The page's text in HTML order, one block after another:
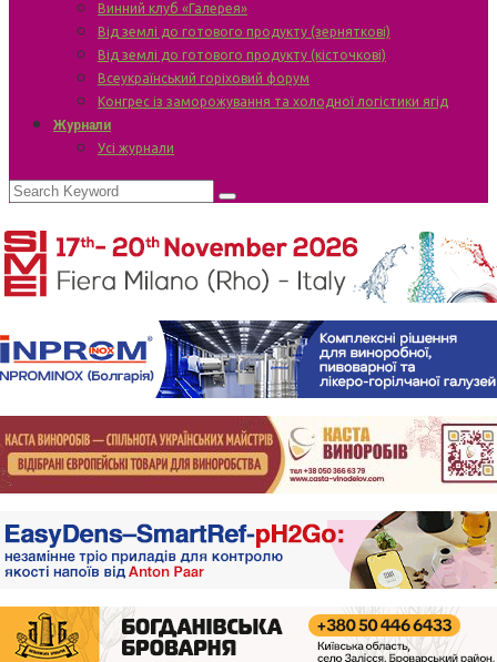
Винний клуб «Галерея»
Від землі до готового продукту (зерняткові)
Від землі до готового продукту (кісточкові)
Всеукраїнський горіховий форум
Конгрес із заморожування та холодної логістики ягід
Журнали
Усі журнали